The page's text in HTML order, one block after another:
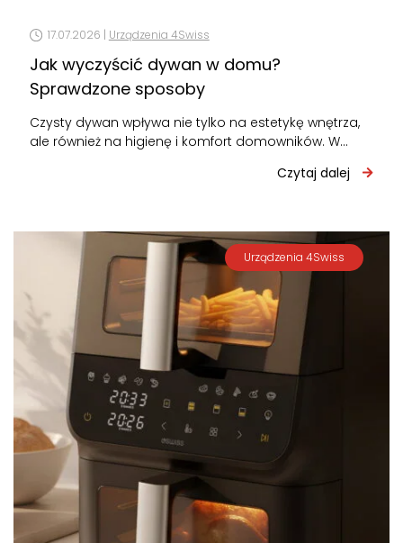
17.07.2026 | Urządzenia 4Swiss
Jak wyczyścić dywan w domu?
Sprawdzone sposoby
Czysty dywan wpływa nie tylko na estetykę wnętrza,
ale również na higienę i komfort domowników. W
Czytaj dalej
Urządzenia 4Swiss